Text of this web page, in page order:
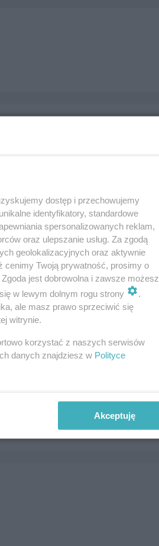
dostęp i przechowujemy
identyfikatory, standardowe
spersonalizowanych reklam,
oraz ulepszanie usług. Za zgodą
geolokalizacyjnych oraz aktywnie
cenimy Twoją prywatność, prosimy o
jest dobrowolna i zawsze możesz
w lewym dolnym rogu strony
.
ale masz prawo sprzeciwić się
witrynie.
korzystać z naszych serwisów
danych znajdziesz w Polityce
Akceptuję